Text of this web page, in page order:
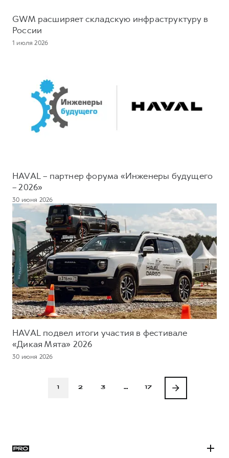
GWM расширяет складскую инфраструктуру в
России
1 июля 2026
HAVAL – партнер форума «Инженеры будущего
– 2026»
30 июня 2026
HAVAL подвел итоги участия в фестивале
«Дикая Мята» 2026
30 июня 2026
1 2 3 … 17